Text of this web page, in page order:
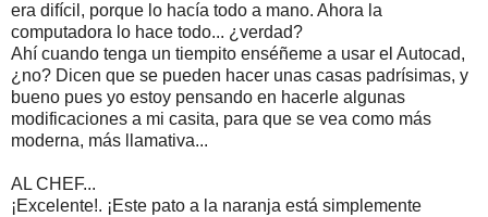
era difícil, porque lo hacía todo a mano. Ahora la
computadora lo hace todo... ¿verdad?
Ahí cuando tenga un tiempito enséñeme a usar el Autocad,
¿no? Dicen que se pueden hacer unas casas padrísimas, y
bueno pues yo estoy pensando en hacerle algunas
modificaciones a mi casita, para que se vea como más
moderna, más llamativa...
AL CHEF...
¡Excelente!. ¡Este pato a la naranja está simplemente